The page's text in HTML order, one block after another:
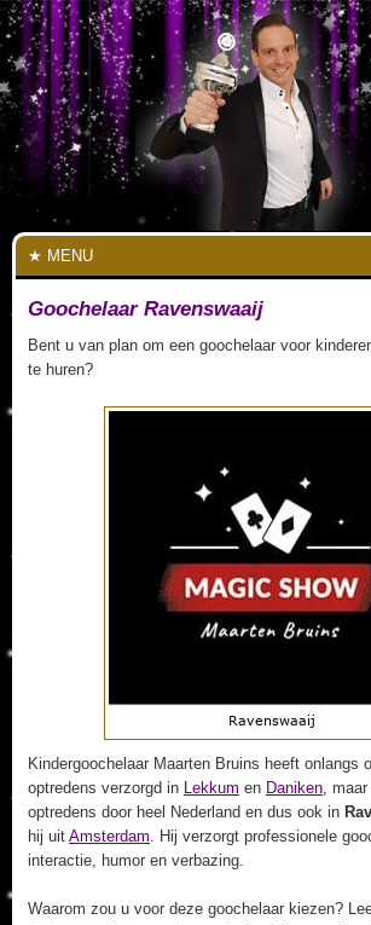
MENU
Goochelaar Ravenswaaij
Bent u van plan om een goochelaar voor
te huren?
Kindergoochelaar Maarten Bruins heeft onlangs
optredens verzorgd in Lekkum en Daniken,
optredens door heel Nederland en dus ook in
hij uit Amsterdam. Hij verzorgt professionele
interactie, humor en verbazing.
Waarom zou u voor deze goochelaar kiezen?